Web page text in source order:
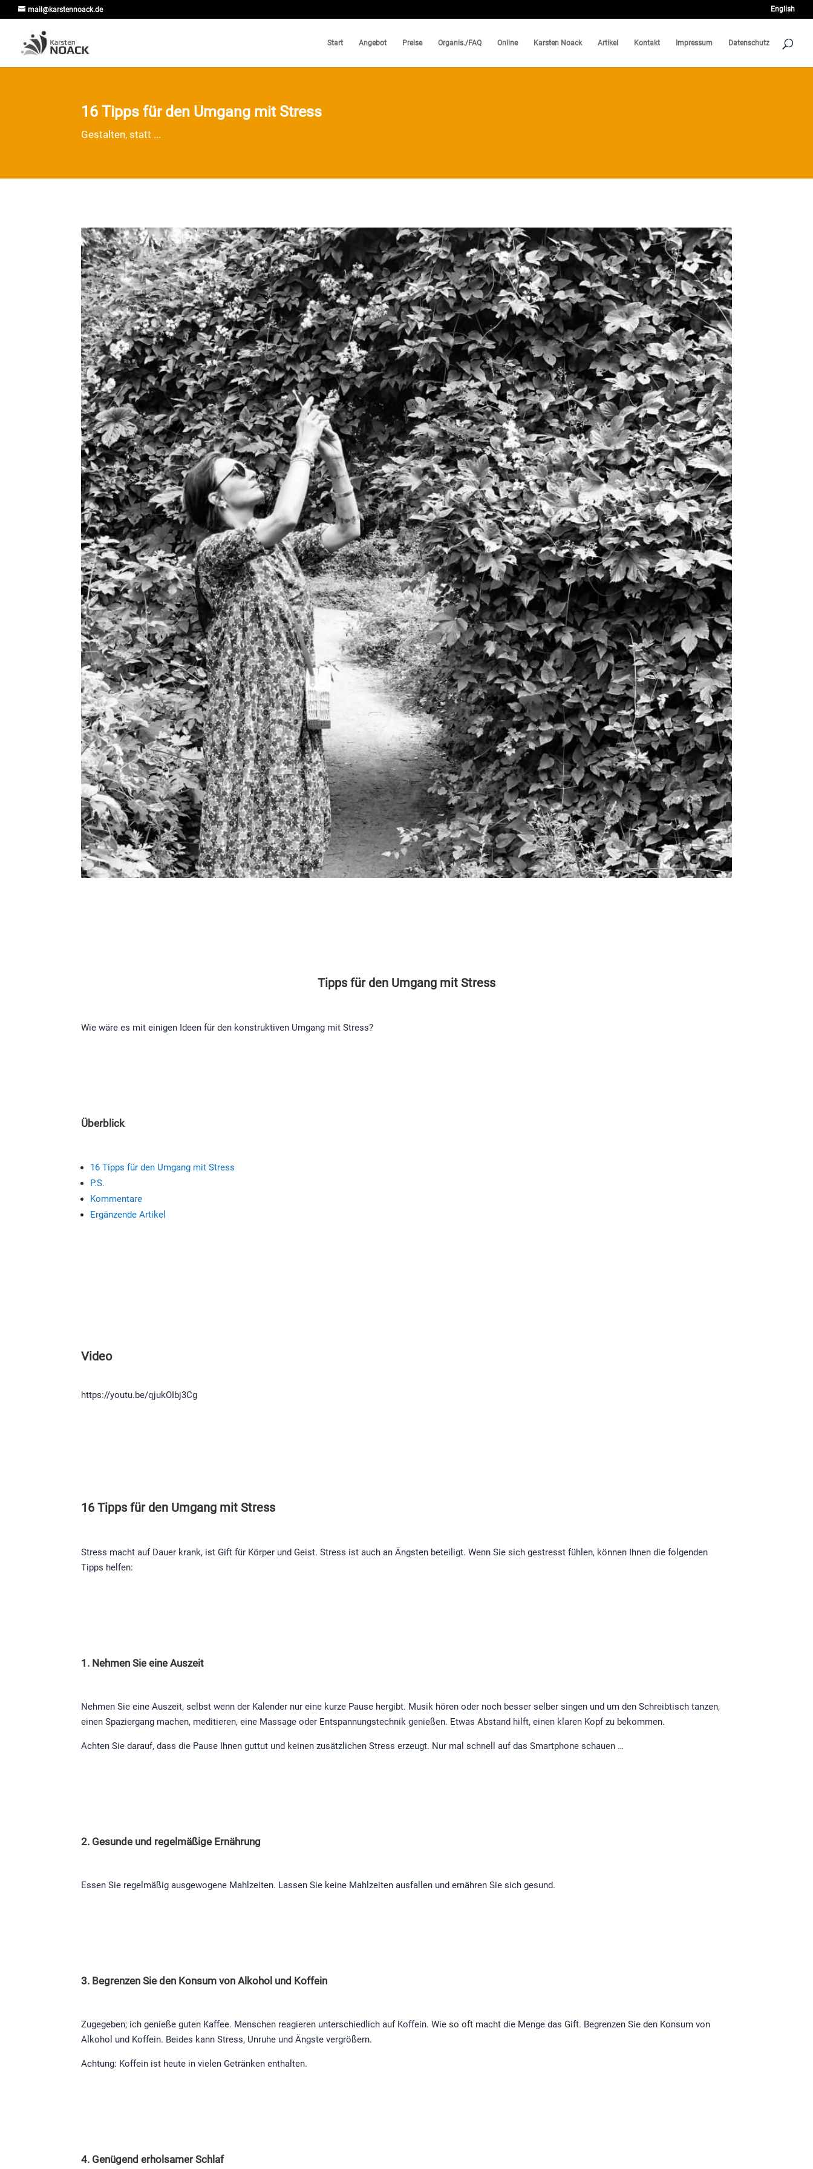
mail@karstennoack.de English
Start Angebot Preise Organis./FAQ Online Karsten Noack Artikel Kontakt Impressum Datenschutz
16 Tipps für den Umgang mit Stress
Gestalten, statt ...
Tipps für den Umgang mit Stress
Wie wäre es mit einigen Ideen für den konstruktiven Umgang mit Stress?
Überblick
16 Tipps für den Umgang mit Stress
P.S.
Kommentare
Ergänzende Artikel
Video
https://youtu.be/qjukOIbj3Cg
16 Tipps für den Umgang mit Stress
Stress macht auf Dauer krank, ist Gift für Körper und Geist. Stress ist auch an Ängsten beteiligt. Wenn Sie sich gestresst fühlen, können Ihnen die folgenden
Tipps helfen:
1. Nehmen Sie eine Auszeit
Nehmen Sie eine Auszeit, selbst wenn der Kalender nur eine kurze Pause hergibt. Musik hören oder noch besser selber singen und um den Schreibtisch tanzen,
einen Spaziergang machen, meditieren, eine Massage oder Entspannungstechnik genießen. Etwas Abstand hilft, einen klaren Kopf zu bekommen.
Achten Sie darauf, dass die Pause Ihnen guttut und keinen zusätzlichen Stress erzeugt. Nur mal schnell auf das Smartphone schauen …
2. Gesunde und regelmäßige Ernährung
Essen Sie regelmäßig ausgewogene Mahlzeiten. Lassen Sie keine Mahlzeiten ausfallen und ernähren Sie sich gesund.
3. Begrenzen Sie den Konsum von Alkohol und Koffein
Zugegeben; ich genieße guten Kaffee. Menschen reagieren unterschiedlich auf Koffein. Wie so oft macht die Menge das Gift. Begrenzen Sie den Konsum von
Alkohol und Koffein. Beides kann Stress, Unruhe und Ängste vergrößern.
Achtung: Koffein ist heute in vielen Getränken enthalten.
4. Genügend erholsamer Schlaf